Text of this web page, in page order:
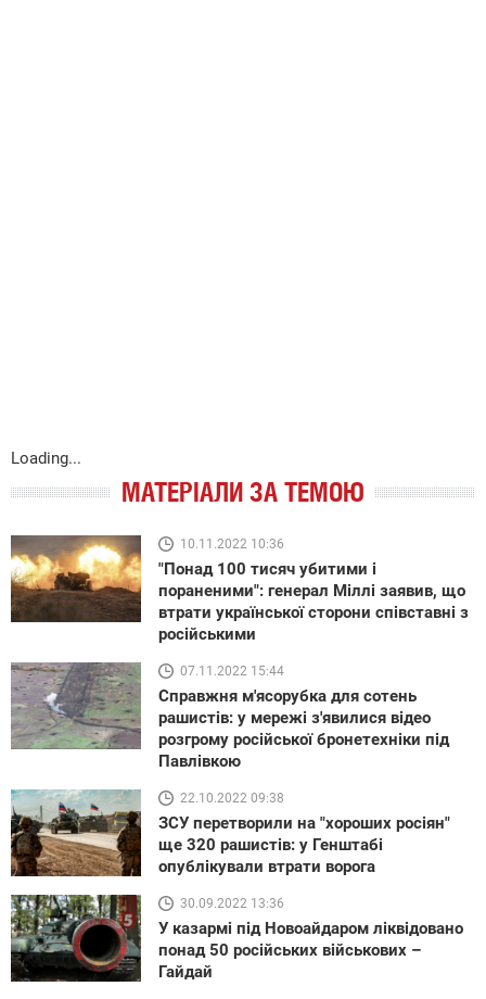
Loading...
МАТЕРІАЛИ ЗА ТЕМОЮ
10.11.2022 10:36
"Понад 100 тисяч убитими і
пораненими": генерал Міллі заявив, що
втрати української сторони співставні з
російськими
07.11.2022 15:44
Справжня м'ясорубка для сотень
рашистів: у мережі з'явилися відео
розгрому російської бронетехніки під
Павлівкою
22.10.2022 09:38
ЗСУ перетворили на "хороших росіян"
ще 320 рашистів: у Генштабі
опублікували втрати ворога
30.09.2022 13:36
У казармі під Новоайдаром ліквідовано
понад 50 російських військових –
Гайдай